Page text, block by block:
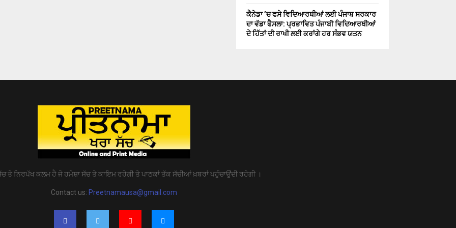
ਕੈਨੇਡਾ ’ਚ ਫਸੇ ਵਿਦਿਆਰਥੀਆਂ ਲਈ ਪੰਜਾਬ ਸਰਕਾਰ
ਦਾ ਵੱਡਾ ਫੈਸਲਾ: ਪ੍ਰਭਾਵਿਤ ਪੰਜਾਬੀ ਵਿਦਿਆਰਥੀਆਂ
ਦੇ ਹਿੱਤਾਂ ਦੀ ਰਾਖੀ ਲਈ ਕਰਾਂਗੇ ਹਰ ਸੰਭਵ ਯਤਨ
ਤੇ ਨਿਰਪੱਖ ਕਲਮ ਹੈ ਜੋ ਹਮੇਸ਼ਾ ਸੱਚ ਤੇ ਕਾਇਮ ਰਹੇਗੀ ਤੇ ਪਾਠਕਾਂ ਤੱਕ ਸੱਚੀਆਂ ਖ਼ਬਰਾਂ ਪਹੁੰਚਾਉਂਦੀ ਰਹੇਗੀ ।
Contact us: Preetnamausa@gmail.com